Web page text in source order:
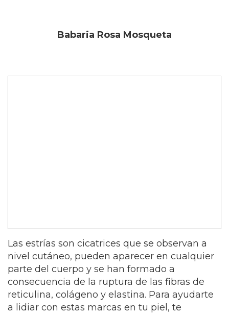
Babaria Rosa Mosqueta
Las estrías son cicatrices que se observan a
nivel cutáneo, pueden aparecer en cualquier
parte del cuerpo y se han formado a
consecuencia de la ruptura de las fibras de
reticulina, colágeno y elastina. Para ayudarte
a lidiar con estas marcas en tu piel, te